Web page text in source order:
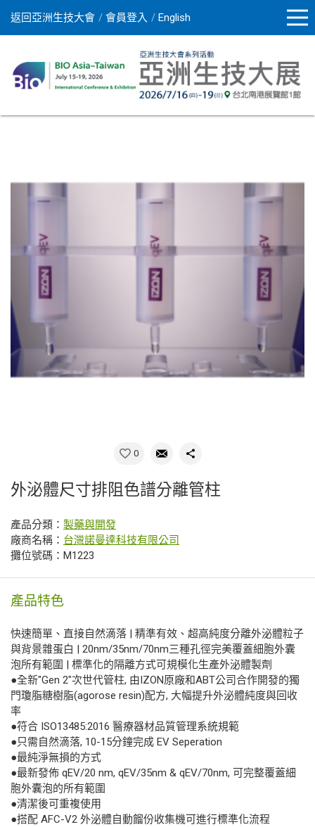
返回亞洲生技大會 會員登入 English
0
外泌體尺寸排阻色譜分離管柱
產品分類： 製藥與開發
廠商名稱： 台灣諾曼達科技有限公司
攤位號碼：M1223
產品特色
快速簡單、直接自然滴落 | 精準有效、超高純度分離外泌體粒子
與背景雜蛋白 | 20nm/35nm/70nm三種孔徑完美覆蓋細胞外囊
泡所有範圍 | 標準化的隔離方式可規模化生產外泌體製劑
●全新"Gen 2"次世代管柱, 由IZON原廠和ABT公司合作開發的獨
門瓊脂糖樹脂(agorose resin)配方, 大幅提升外泌體純度與回收
率
●符合 ISO13485:2016 醫療器材品質管理系統規範
●只需自然滴落, 10-15分鐘完成 EV Seperation
●最純淨無損的方式
●最新發佈 qEV/20 nm, qEV/35nm & qEV/70nm, 可完整覆蓋細
胞外囊泡的所有範圍
●清潔後可重複使用
●搭配 AFC-V2 外泌體自動餾份收集機可進行標準化流程